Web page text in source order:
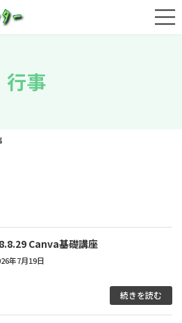
行事
Canva基礎講座
年7月19日
続きを読む